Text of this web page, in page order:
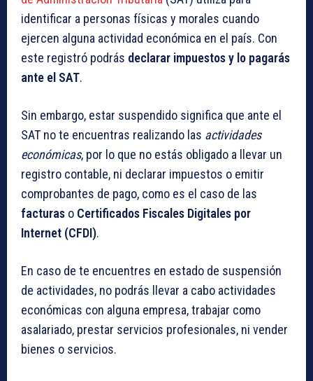
identificar a personas físicas y morales cuando
ejercen alguna actividad económica en el país. Con
este registró podrás declarar impuestos y lo pagarás
ante el SAT.
Sin embargo, estar suspendido significa que ante el
SAT no te encuentras realizando las actividades
económicas, por lo que no estás obligado a llevar un
registro contable, ni declarar impuestos o emitir
comprobantes de pago, como es el caso de las
facturas o Certificados Fiscales Digitales por
Internet (CFDI).
En caso de te encuentres en estado de suspensión
de actividades, no podrás llevar a cabo actividades
económicas con alguna empresa, trabajar como
asalariado, prestar servicios profesionales, ni vender
bienes o servicios.